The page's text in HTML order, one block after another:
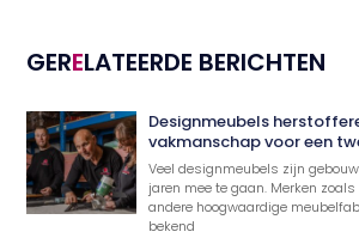
GERELATEERDE BERICHTEN
Designmeubels
vakmanschap voor een
Veel designmeubels zijn
jaren mee te gaan. Merken zoals
andere hoogwaardige
bekend